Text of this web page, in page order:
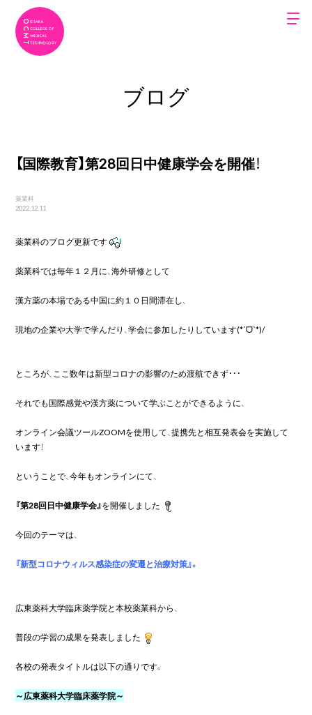
ブログ
【国際教育】第28回日中健康学会を開催！
薬業科
2022.12.11
薬業科のブログ更新です
薬業科では毎年１２月に、海外研修として
漢方薬の本場である中国に約１０日間滞在し、
現地の企業や大学で学んだり、学会に参加したりしています(*ˊᗜˋ*)/
ところが、ここ数年は新型コロナの影響のため渡航できず・・・
それでも国際感覚や漢方薬について学ぶことができるように、
オンライン会議ツールZOOMを使用して、提携先と相互発表会を実施して
います！
ということで、今年もオンラインにて、
『第28回日中健康学会』を開催しました
今回のテーマは、
広東薬科大学臨床薬学院と本校薬業科から、
普段の学習の成果を発表しました
各校の発表タイトルは以下の通りです。
～広東薬科大学臨床薬学院～